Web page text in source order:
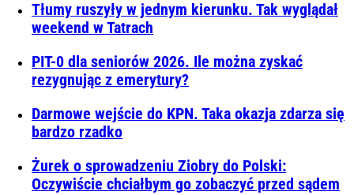
Tłumy ruszyły w jednym kierunku. Tak wyglądał
weekend w Tatrach
PIT-0 dla seniorów 2026. Ile można zyskać
rezygnując z emerytury?
Darmowe wejście do KPN. Taka okazja zdarza się
bardzo rzadko
Żurek o sprowadzeniu Ziobry do Polski:
Oczywiście chciałbym go zobaczyć przed sądem